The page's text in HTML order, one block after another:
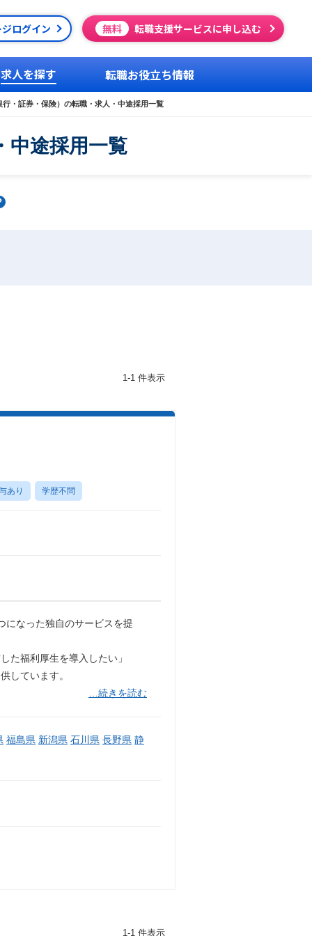
ログイン 無料 転職支援サービスに申し込む
求人を探す 転職お役立ち情報
行・証券・保険）の転職・求人・中途採用一覧
中途採用一覧
1-1 件表示
あり 学歴不問
になった独自のサービスを提
た福利厚生を導入したい」
しています。
…続きを読む
福島県 新潟県 石川県 長野県 静
1-1 件表示